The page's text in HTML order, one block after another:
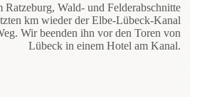
Ratzeburg, Wald- und Felderabschnitte
km wieder der Elbe-Lübeck-Kanal
Wir beenden ihn vor den Toren von
Lübeck in einem Hotel am Kanal.